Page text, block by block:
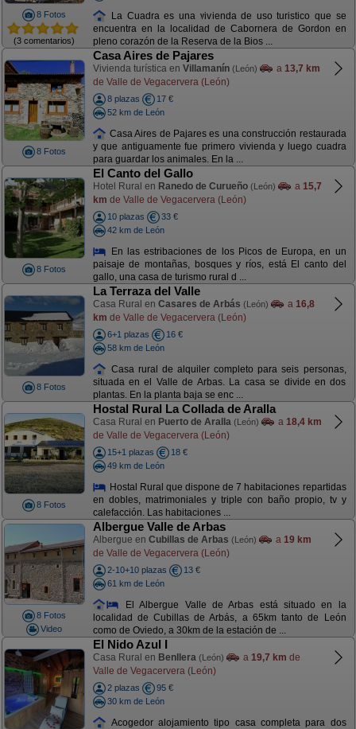
8 Fotos
(3 comentarios)
La Cuadra es una vivienda de uso turistico que se
encuentra en la localidad de Cabornera de Gordon en
pleno corazón de la Reserva de la Bios ...
8 Fotos
Casa Aires de Pajares
Vivienda turística en Villamanín (León) a 13,7 km
de Valle de Vegacervera (León)
8 plazas
17 €
52 km de León
Casa Aires de Pajares es una construcción restaurada
y que antiguamente fue primero vivienda y luego cuadra
para guardar los animales. En la ...
8 Fotos
El Canto del Gallo
Hotel Rural en Ranedo de Curueño (León) a 15,7
km de Valle de Vegacervera (León)
10 plazas
33 €
42 km de León
En las estribaciones de los Picos de Europa, en un
paisaje de montañas, bosques y ríos, está El canto del
gallo, una casa de turismo rural d ...
8 Fotos
La Terraza del Valle
Casa Rural en Casares de Arbás (León) a 16,8
km de Valle de Vegacervera (León)
6+1 plazas
16 €
58 km de León
Casa rural de alquiler completo para seis personas,
situada en el Valle de Arbas. La casa se divide en dos
plantas. En la planta baja se enc ...
8 Fotos
Hostal Rural La Collada de Aralla
Casa Rural en Puerto de Aralla (León) a 18,4 km
de Valle de Vegacervera (León)
15+1 plazas
18 €
49 km de León
Hostal Rural que dispone de 7 habitaciones repartidas
en dobles, matrimoniales y triple con baño propio, tv y
calefacción. Las habitaciones ...
8 Fotos
Video
Albergue Valle de Arbas
Albergue en Cubillas de Arbas (León) a 19 km
de Valle de Vegacervera (León)
2-10+10 plazas
13 €
61 km de León
El Albergue Valle de Arbas está situado en la
localidad de Cubillas de Arbás, a 65km tanto de León
como de Oviedo, a 30km de la estación de ...
El Nido Azul I
Casa Rural en Benllera (León) a 19,7 km de
Valle de Vegacervera (León)
2 plazas
95 €
30 km de León
Acogedor alojamiento tipo casa completa para dos